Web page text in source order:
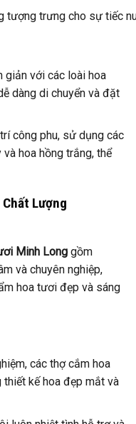
tượng trưng cho sự tiếc
giản với các loài hoa
dàng di chuyển và đặt
công phu, sử dụng các
hoa hồng trắng, thể
Lượng
Minh Long gồm
và chuyên nghiệp,
hoa tươi đẹp và sáng
các thợ cắm hoa
thiết kế hoa đẹp mắt và